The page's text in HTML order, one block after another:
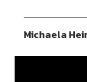
Michaela